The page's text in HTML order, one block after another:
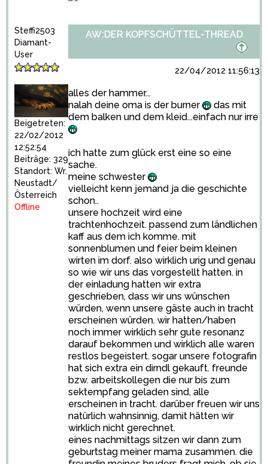
Steffi2503
Diamant-
User
Beigetreten:
22/02/2012
12:52:54
Beiträge: 329
Standort: Wr.
Neustadt/
Österreich
Offline
AW:DER KOPFSCHÜTTEL-THREAD
22/04/2012 11:56:13
alles der hammer...
nalah deine oma is der burner
das mit
dem balken und dem kleid...einfach nur irre
ich hatte zum glück erst eine so eine
sache.
meine schwester
vielleicht kenn jemand ja die geschichte
schon..
unsere hochzeit wird eine
trachtenhochzeit. passend zum ländlichen
kaff aus dem ich komme. mit
sonnenblumen und feier beim kleinen
wirten im dorf. also wirklich urig und genau
so wie wir uns das vorgestellt hatten. in
der einladung hatten wir extra
geschrieben, dass wir uns wünschen
würden, wenn unsere gäste auch in tracht
erscheinen würden. wir hatten/haben
noch immer wirklich sehr gute resonanz
darauf bekommen und wirklich alle waren
restlos begeistert. sogar unsere fotografin
hat sich extra ein dirndl gekauft. freunde
bzw. arbeitskollegen die nur bis zum
sektempfang geladen sind, alle
erscheinen in tracht. darüber freuen wir uns
natürlich wahnsinnig, damit hätten wir
wirklich nicht gerechnet.
eines nachmittags sitzen wir dann zum
geburtstag meiner mama zusammen. die